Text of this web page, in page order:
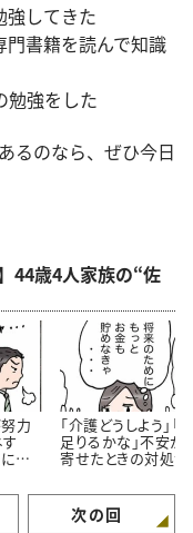
強してきた
書籍を読んで知識
勉強をした
るのなら、ぜひ今日
44歳4人家族の“佐
力
振
「介護どうしよう」「
足りるかな」不安が
寄せたときの対処
次の回